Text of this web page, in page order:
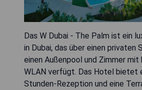
Das W Dubai - The Palm ist ein
in Dubai, das über einen privaten
einen Außenpool und Zimmer
WLAN verfügt. Das Hotel bietet
Stunden-Rezeption und eine